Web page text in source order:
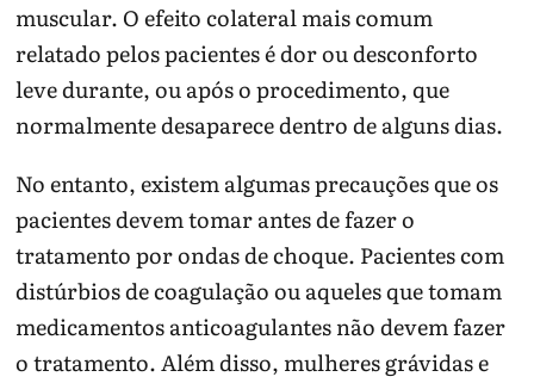
muscular. O efeito colateral mais comum
relatado pelos pacientes é dor ou desconforto
leve durante, ou após o procedimento, que
normalmente desaparece dentro de alguns dias.
No entanto, existem algumas precauções que os
pacientes devem tomar antes de fazer o
tratamento por ondas de choque. Pacientes com
distúrbios de coagulação ou aqueles que tomam
medicamentos anticoagulantes não devem fazer
o tratamento. Além disso, mulheres grávidas e